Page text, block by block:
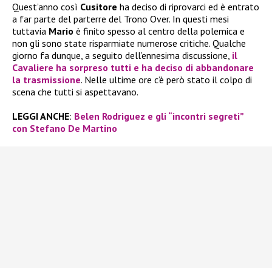
Quest’anno così Cusitore ha deciso di riprovarci ed è entrato
a far parte del parterre del Trono Over. In questi mesi
tuttavia Mario è finito spesso al centro della polemica e
non gli sono state risparmiate numerose critiche. Qualche
giorno fa dunque, a seguito dell’ennesima discussione, il
Cavaliere ha sorpreso tutti e ha deciso di abbandonare
la trasmissione. Nelle ultime ore c’è però stato il colpo di
scena che tutti si aspettavano.
LEGGI ANCHE: Belen Rodriguez e gli “incontri segreti”
con Stefano De Martino